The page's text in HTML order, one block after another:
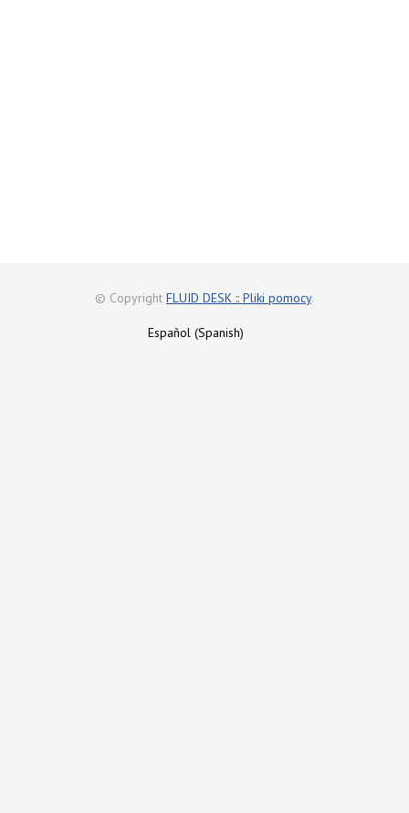
© Copyright FLUID DESK :: Pliki pomocy.
Español (Spanish)